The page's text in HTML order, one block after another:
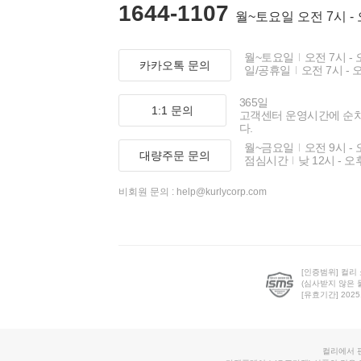
1644-1107 월~토요일 오전 7시 -
카카오톡 문의
월~토요일
오전 7시 -
일/공휴일
오전 7시 -
1:1 문의
365일
고객센터 운영시간에 순
다.
대량주문 문의
월~금요일
오전 9시 -
점심시간
낮 12시 - 오
비회원 문의 : help@kurlycorp.com
[인증범위] 컬리
(심사받지 않은
[유효기간]
컬리에서